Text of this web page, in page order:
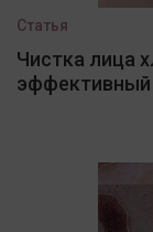
Статья
Чистка лица
эффективный